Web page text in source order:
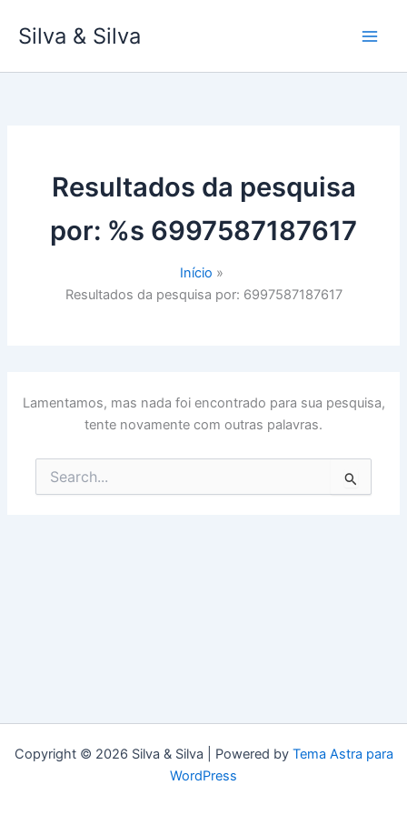
para
conteúdo
Silva & Silva
Resultados da pesquisa
por: %s 6997587187617
Início
Resultados da pesquisa por: 6997587187617
Lamentamos, mas nada foi encontrado para sua pesquisa,
tente novamente com outras palavras.
Pesquisar
por:
Copyright © 2026 Silva & Silva | Powered by Tema Astra para
WordPress